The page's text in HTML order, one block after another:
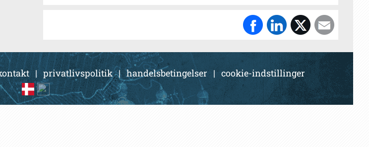
| privatlivspolitik|handelsbetingelser | cookie-indstillinger